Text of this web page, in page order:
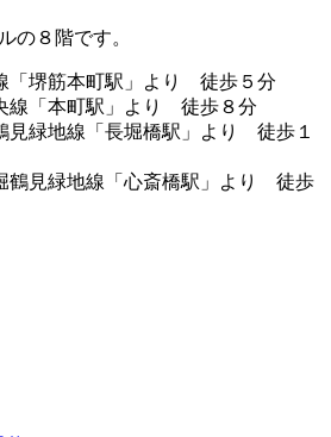
の８階です。
「堺筋本町駅」より 徒歩５分
線「本町駅」より 徒歩８分
見緑地線「長堀橋駅」より 徒歩１
鶴見緑地線「心斎橋駅」より 徒歩